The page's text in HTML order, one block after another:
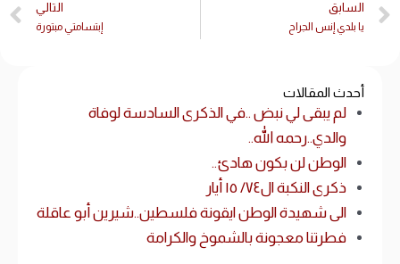
أحدث المقالات
لم يبقى لي نبض ..في الذكرى السادسة لوفاة
والدي..رحمه الله..
الوطن لن بكون هادئ..
ذكرى النكبة ال٧٤/ ١٥ أيار
الى شهيدة الوطن ايقونة فلسطين..شيرين أبو عاقلة
فطرتنا معجونة بالشموخ والكرامة
السابق
يا بلدي إنس الجراح
التالي
إبتسامتي مبتورة